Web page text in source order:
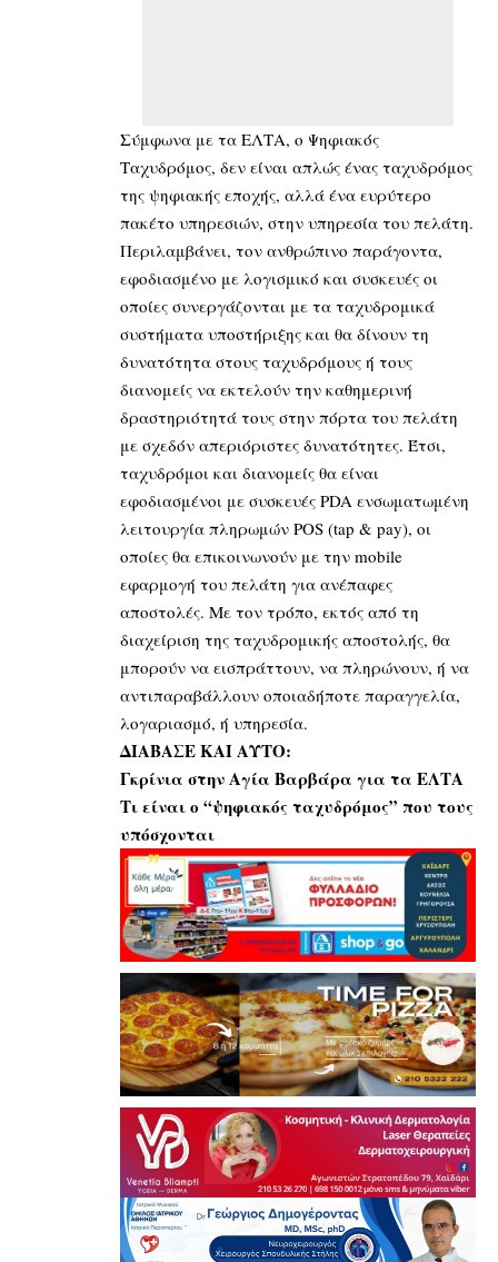
Σύμφωνα με τα ΕΛΤΑ, ο Ψηφιακός
Ταχυδρόμος, δεν είναι απλώς ένας ταχυδρόμος
της ψηφιακής εποχής, αλλά ένα ευρύτερο
πακέτο υπηρεσιών, στην υπηρεσία του πελάτη.
Περιλαμβάνει, τον ανθρώπινο παράγοντα,
εφοδιασμένο με λογισμικό και συσκευές οι
οποίες συνεργάζονται με τα ταχυδρομικά
συστήματα υποστήριξης και θα δίνουν τη
δυνατότητα στους ταχυδρόμους ή τους
διανομείς να εκτελούν την καθημερινή
δραστηριότητά τους στην πόρτα του πελάτη
με σχεδόν απεριόριστες δυνατότητες. Έτσι,
ταχυδρόμοι και διανομείς θα είναι
εφοδιασμένοι με συσκευές PDA ενσωματωμένη
λειτουργία πληρωμών POS (tap & pay), οι
οποίες θα επικοινωνούν με την mobile
εφαρμογή του πελάτη για ανέπαφες
αποστολές. Με τον τρόπο, εκτός από τη
διαχείριση της ταχυδρομικής αποστολής, θα
μπορούν να εισπράττουν, να πληρώνουν, ή να
αντιπαραβάλλουν οποιαδήποτε παραγγελία,
λογαριασμό, ή υπηρεσία.
ΔΙΑΒΑΣΕ ΚΑΙ ΑΥΤΟ:
Γκρίνια στην Αγία Βαρβάρα για τα ΕΛΤΑ
Τι είναι ο “ψηφιακός ταχυδρόμος” που τους
υπόσχονται